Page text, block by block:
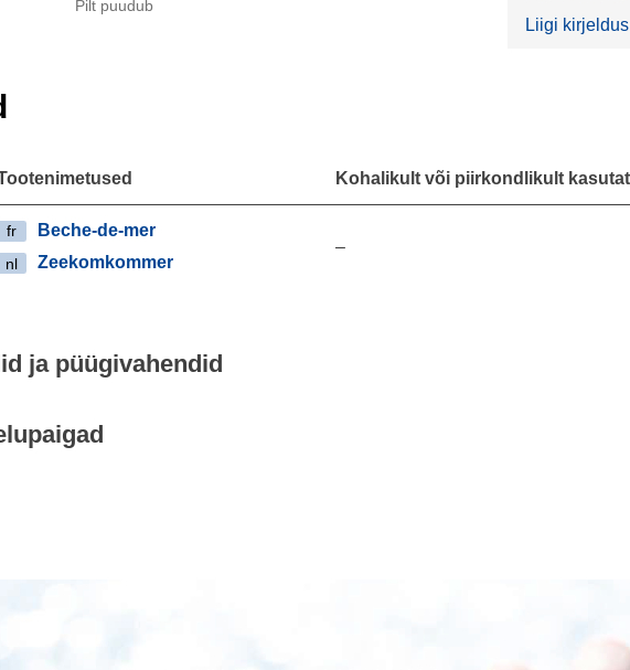
Pilt puudub
Liigi kirjeldus
Kohalikult või piirkondlikult
fr Beche-de-mer
nl Zeekomkommer
–
ja püügivahendid